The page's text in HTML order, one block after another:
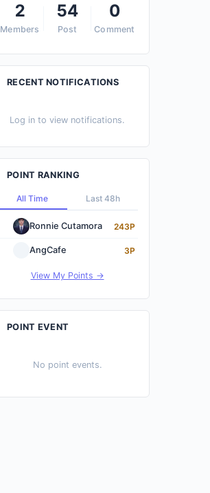
2
Members
54
Post
0
Comment
RECENT NOTIFICATIONS
Log in to view notifications.
POINT RANKING
All Time Last 48h
Ronnie Cutamora 243P
AngCafe 3P
View My Points →
POINT EVENT
No point events.